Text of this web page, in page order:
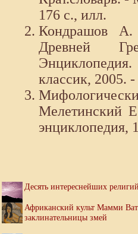
176 с., илл.
Кондрашов
Древней
классик, 2005. -
Мелетинский
энциклопедия,
Десять интереснейших
Африканский культ Мамми
заклинательницы змей